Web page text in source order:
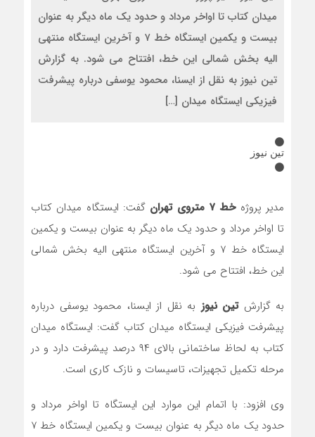
میدان کتاب تا اواخر مرداد و حدود یک ماه دیگر به عنوان
بیست و یکمین ایستگاه خط ۷ و آخرین ایستگاه منتهی
الیه بخش شمالی این خط، افتتاح می شود. به گزارش
تین نیوز به نقل از ایسنا، محمود یوسفی درباره پیشرفت
فیزیکی ایستگاه میدان […]
تین نیوز
مدیر پروژهخط ۷ متروی تهران
گفت: ایستگاه میدان کتاب
تا اواخر مرداد و حدود یک ماه دیگر به عنوان بیست و یکمین
ایستگاه خط ۷ و آخرین ایستگاه منتهی الیه بخش شمالی
این خط، افتتاح می شود.
به گزارشتین نیوزبه نقل از ایسنا، محمود یوسفی درباره
پیشرفت فیزیکی ایستگاه میدان کتاب گفت: ایستگاه میدان
کتاب به لحاظ ساختمانی بالای ۹۴ درصد پیشرفت دارد و در
مرحله تکمیل تجهیزات، تاسیسات و نازک کاری است.
وی افزود: با اتمام این موارد این ایستگاه تا اواخر مرداد و
حدود یک ماه دیگر به عنوان بیست و یکمین ایستگاه خط ۷